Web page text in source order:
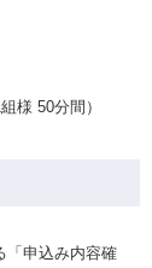
50分間）
「申込み内容確